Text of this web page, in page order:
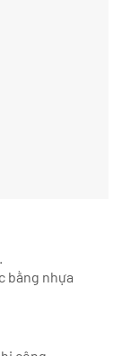
bằng nhựa